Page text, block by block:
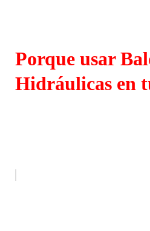
Porque usar
Hidráulicas en